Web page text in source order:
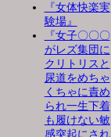
『女体快楽実
験場』
『女子〇〇〇
がレズ集団に
クリトリスと
尿道をめちゃ
くちゃに責め
られ一生下着
も履けない敏
感突起にされ